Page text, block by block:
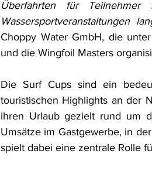
Überfahrten für
Wassersportveranstaltungen
Choppy Water GmbH, die
und die Wingfoil Masters
Die Surf Cups sind ein
touristischen Highlights an der
ihren Urlaub gezielt rund um
Umsätze im Gastgewerbe, in
spielt dabei eine zentrale Rolle